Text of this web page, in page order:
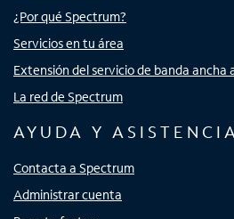
¿Por qué Spectrum?
Servicios en tu área
Extensión del servicio de banda ancha
La red de Spectrum
AYUDA Y
Contacta a Spectrum
Administrar cuenta